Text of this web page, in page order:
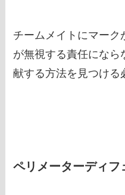
チームメイトにマーク
が無視する責任にな
献する方法を見つける
ペリメーターディフ